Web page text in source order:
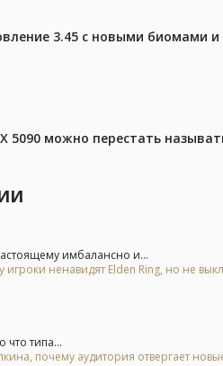
3.45 с новыми биомами и
5090 можно перестать
имбалансно и...
игроки ненавидят Elden Ring, но не
что типа...
почему аудитория отвергает